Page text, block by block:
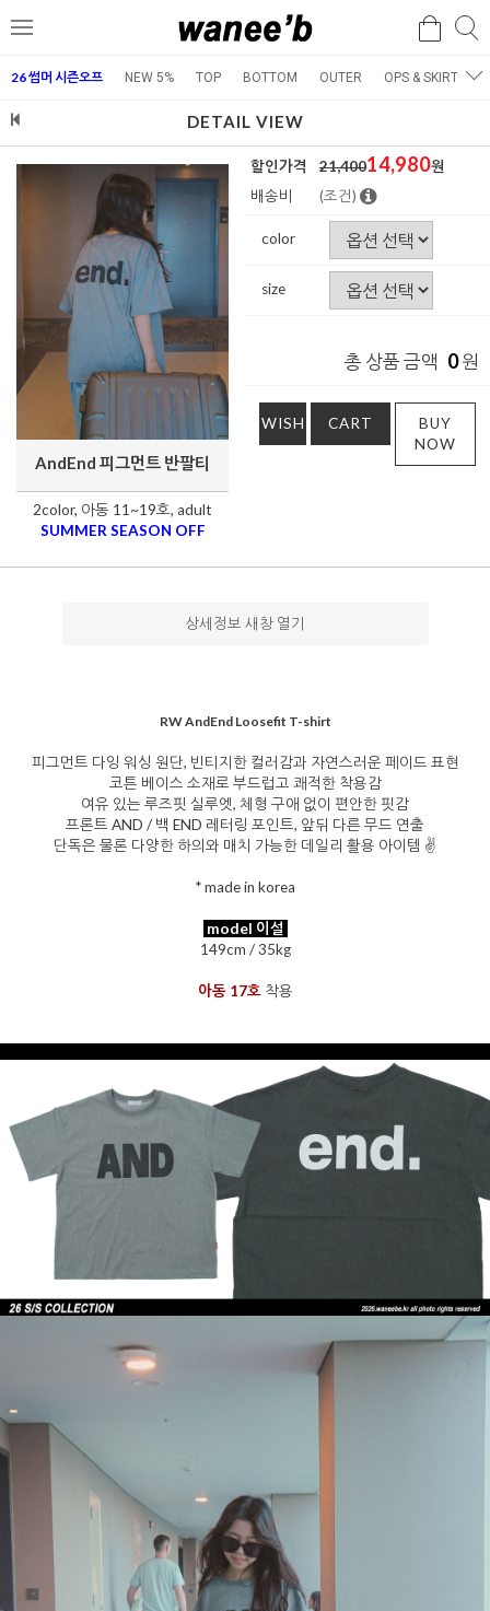
통해
메
검
26 썸머 시즌오프 NEW 5% TOP BOTTOM OUTER OPS & SKIRT
DETAIL VIEW
AndEnd 피그먼트 반팔티
2color, 아동 11~19호, adult
SUMMER SEASON OFF
할인가격 21,40014,980원
배송비
(조건)
color
size
총 상품 금액 0원
WISH CART
BUY
NOW
상세정보 새창 열기
RW AndEnd Loosefit T-shirt
피그먼트 다잉 워싱 원단, 빈티지한 컬러감과 자연스러운 페이드 표현
코튼 베이스 소재로 부드럽고 쾌적한 착용감
여유 있는 루즈핏 실루엣, 체형 구애 없이 편안한 핏감
프론트 AND / 백 END 레터링 포인트, 앞뒤 다른 무드 연출
단독은 물론 다양한 하의와 매치 가능한 데일리 활용 아이템 ✌️
* made in korea
model 이설
149cm / 35kg
아동 17호착용